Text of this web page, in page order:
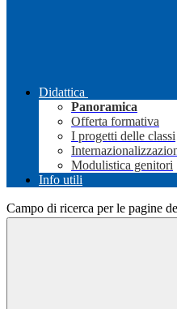
Didattica
Panoramica
Offerta formativa
I progetti delle classi
Modulistica genitori
Info utili
Campo di ricerca per le pagine